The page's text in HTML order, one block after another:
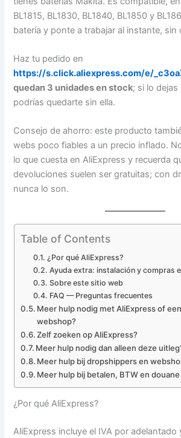
BL1815, BL1830, BL1840, BL1850 y
batería y ponte a trabajar al instante, sin
Haz tu pedido en
https://s.click.aliexpress.com/e/
quedan 3 unidades en stock; si lo dejas
podrías quedarte sin ella.
Consejo de ahorro: este producto
webs poco fiables a un precio inflado.
lo que cuesta en AliExpress y recuerda
devoluciones suelen ser gratuitas; con
nunca lo son.
Table of Contents
¿Por qué AliExpress?
Ayuda extra: instalación y compras
Sobre este sitio web
FAQ — Preguntas frecuentes
Meer hulp nodig met AliExpress of
webshop?
Zelf zoeken op AliExpress?
Meer hulp nodig dan alleen deze
Meer hulp bij dropshippers en
Meer hulp bij betalen, BTW en douane
¿Por qué AliExpress?
AliExpress incluye el IVA por adelantado